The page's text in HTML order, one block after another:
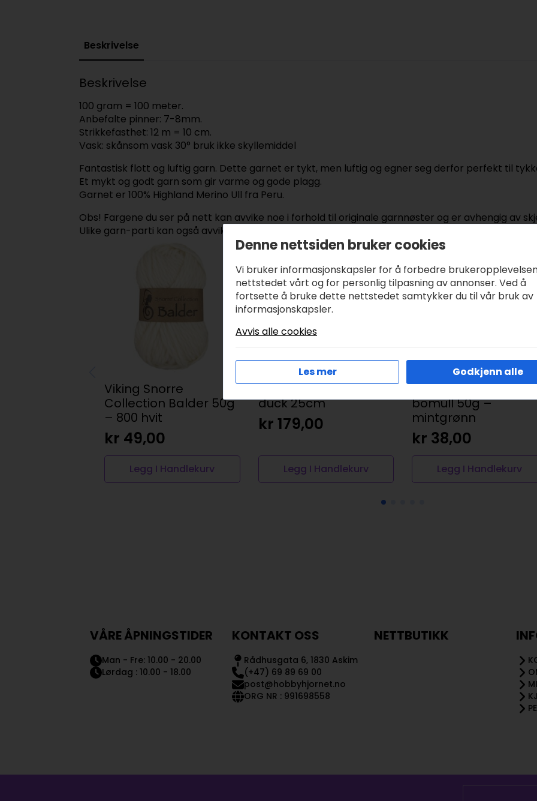
Beskrivelse
Beskrivelse
100 gram = 100 meter.
Anbefalte pinner: 7-8mm.
Strikkefasthet: 12 m = 10 cm.
Vask: skånsom vask 30° bruk ikke skyllemiddel
Fantastisk flott og luftig garn. Dette garnet er tykt, men luftig og egner seg derfor perfekt til
Et mykt og godt garn som gir varme og gode plagg.
Garnet er 100% Highland Merino Ull fra Peru.
Obs! Fargene du ser på nett kan avvike noe i forhold til originale garnnøster og er avhengig av
Ulike garn-parti kan også avvike i noen grad fra fargebad til fargebad.
Viking Snorre
Collection Balder 50g
– 800 hvit
kr 49,00
Legg I Handlekurv
Sewing Kit – Peter
duck 25cm
kr 179,00
Legg I Handlekurv
Cotton Øko-Tex
bomull 50g –
mintgrønn
kr 38,00
Legg I Handlekurv
VÅRE ÅPNINGSTIDER
Man - Fre: 10.00 - 20.00
Lørdag : 10.00 - 18.00
KONTAKT OSS
Rådhusgata 6, 1830 Askim
(+47) 69 89 69 00
post@hobbyhjornet.no
ORG NR : 991698558
NETTBUTIKK
Denne nettsiden bruker cookies
Vi bruker informasjonskapsler for å forbedre
nettstedet vårt og for personlig tilpasning av annonser. Ved å
fortsette å bruke dette nettstedet samtykker du til vår bruk av
informasjonskapsler.
Avvis alle cookies
Les mer Godkjenn alle